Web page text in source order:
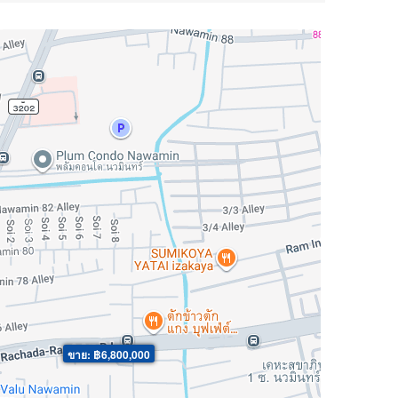
ขาย: ฿6,800,000